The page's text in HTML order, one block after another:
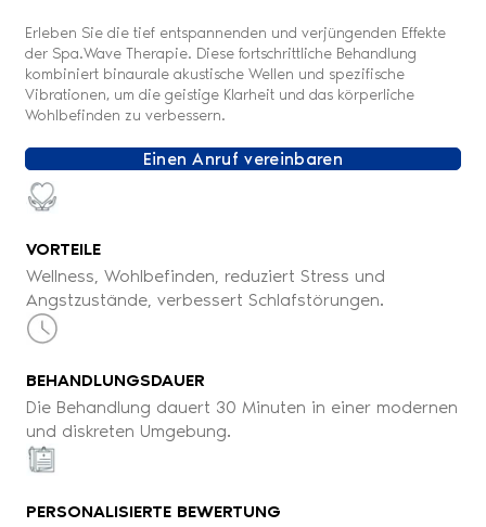
Erleben Sie die tief entspannenden und verjüngenden Effekte
der Spa.Wave Therapie. Diese fortschrittliche Behandlung
kombiniert binaurale akustische Wellen und spezifische
Vibrationen, um die geistige Klarheit und das körperliche
Wohlbefinden zu verbessern.
Einen Anruf vereinbaren
VORTEILE
Wellness, Wohlbefinden, reduziert Stress und
Angstzustände, verbessert Schlafstörungen.
BEHANDLUNGSDAUER
Die Behandlung dauert 30 Minuten in einer modernen
und diskreten Umgebung.
PERSONALISIERTE BEWERTUNG